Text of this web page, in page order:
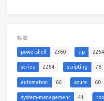
标签
powershell 2360 tip 2264
series 2264 scripting 78
automation 66 azure 60
system-management 41